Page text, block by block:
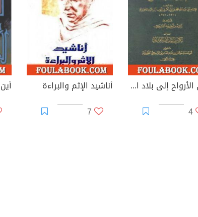
حادي الأرواح إلى بلاد الأفراح
4
أناشيد الإثم والبراءة
7